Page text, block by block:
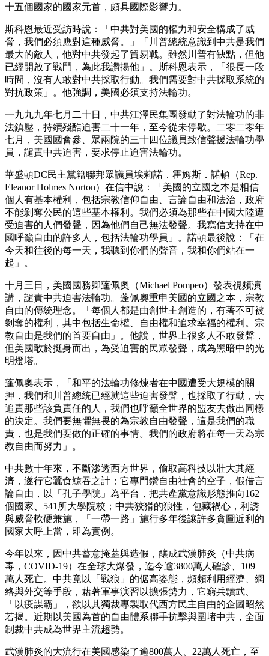
十五個國家的國家元首，頗具國際影響力。
斯科恩最近受訪時說：「中共對美國的權力和安全構成了威
脅，我們必須應對這種威脅。」「川普總統意識到中共是我們
最大的敵人，他對中共發起了貿易戰。雖然川普有缺點，但他
已經開啟了戰鬥，為此我讚揚他」。斯科恩表示，「很長一段
時間，沒有人敢對中共採取行動。我們需要對中共採取系統的
對抗政策」。他強調，美國必須支持法輪功。
一九九九年七月二十日，中共江澤民集團發動了對法輪功的非
法鎮壓，持續殘酷迫害二十一年，至今從未停歇。二零二零年
七月，美國國會參、眾兩院的三十四位議員致信聲援法輪功學
員，譴責中共迫害，要求停止迫害法輪功。
華盛頓DC民主黨籍聯邦眾議員埃莉諾．霍姆斯．諾頓（Rep.
Eleanor Holmes Norton）在信中說：「美國的立國之本是相信
個人有基本權利，包括宗教信仰自由、言論自由和法治，政府
不能剝奪公民的這些基本權利。我們必須為那些在中國大陸遭
受迫害的人們發聲，因為他們自己無法發聲。我寫信支持在中
國呼籲自由的許多人，包括法輪功學員」。諾頓最後說：「在
今天和往後的每一天，我聽到你們的聲音，我和你們站在一
起」。
十月三日，美國國務卿蓬佩奧（Michael Pompeo）發表視頻演
講，譴責中共迫害法輪功。蓬佩奧重申美國的立國之本，宗教
自由的傳統理念。「每個人都是由創世主創造的，有著不可被
剝奪的權利，其中包括生命權、自由權和追求幸福的權利。宗
教自由是我們的首要自由」。他說，世界上很多人不敢發聲，
但美國敢於挺身而出，為受迫害的民眾發聲，成為黑暗中的光
明燈塔。
蓬佩奧表示，「和平的法輪功修煉者在中國遭受大規模的關
押，我們和川普總統已經就這些迫害發聲，也採取了行動，去
追責那些該負責任的人，我們也呼籲全世界的盟友去做出同樣
的決定。我們要無懼無畏的為宗教自由發聲，這是我們的職
責，也是我們要做的正確的事情。我們的政府將在每一天為宗
教自由而努力」。
中共數十年來，不斷滲透西方世界，偷取高科技以壯大其經
濟，遂行它蠶食鯨吞之計；它專門鑽自由社會的空子，假借言
論自由，以「孔子學院」為平台，把共產黨意識形態推向162
個國家、541所大學院校；中共狡猾的狼性，包藏禍心，利誘
與威脅軟硬兼施，「一帶一路」施行多年後讓許多貪圖近利的
國家大呼上當，即為實例。
今年以來，因中共蓄意掩蓋與造假，釀成武漢肺炎（中共病
毒，COVID-19）在全球大爆發，迄今逾3800萬人確診、109
萬人死亡。中共竟以「戰狼」的倨高姿態，頻頻利用經濟、網
絡與外交等手段，藉著軍事演習以擴張勢力，它窮兵黷武、
「以疫謀霸」，欲以其獨裁專製取代西方民主自由的企圖昭然
若揭。近期以美國為首的自由體系聯手抗擊與圍堵中共，全面
制裁中共成為世界主流趨勢。
武漢肺炎的大流行在美國感染了逾800萬人、22萬人死亡，至